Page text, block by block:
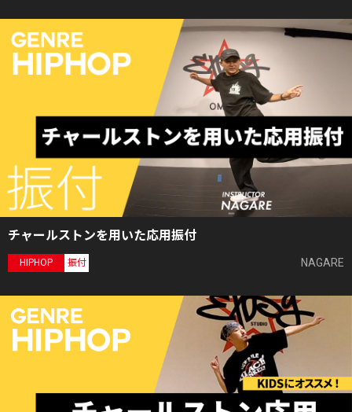
チャールストンを用いた応用振付
HIPHOP 振付 NAGARE